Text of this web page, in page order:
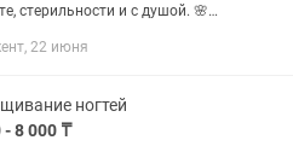
стерильности и с душой. 🌸
🕘 Принимаю с 10:00 до
22 июня
ногтей
- 8 000 ₸